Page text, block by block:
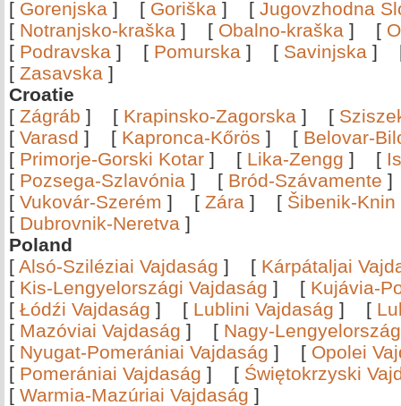
[ Gorenjska ] [ Goriška ] [ Jugovzhodna
[ Notranjsko-kraška ] [ Obalno-kraška ] [
[ Podravska ] [ Pomurska ] [ Savinjska ]
[ Zasavska ]
Croatie
[ Zágráb ] [ Krapinsko-Zagorska ] [
[ Varasd ] [ Kapronca-Kőrös ] [ Belovar-
[ Primorje-Gorski Kotar ] [ Lika-Zengg ] [
[ Pozsega-Szlavónia ] [ Bród-Szávamente
[ Vukovár-Szerém ] [ Zára ] [ Šibenik-Knin
[ Dubrovnik-Neretva ]
Poland
[ Alsó-Sziléziai Vajdaság ] [ Kárpátaljai
[ Kis-Lengyelországi Vajdaság ] [ Kujávia-
[ Łódźi Vajdaság ] [ Lublini Vajdaság ] [
[ Mazóviai Vajdaság ] [ Nagy-
[ Nyugat-Pomerániai Vajdaság ] [ Opolei
[ Pomerániai Vajdaság ] [ Świętokrzyski
[ Warmia-Mazúriai Vajdaság ]